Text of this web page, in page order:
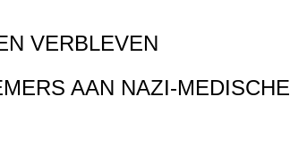
VERBLEVEN
AAN NAZI-MEDISCHE